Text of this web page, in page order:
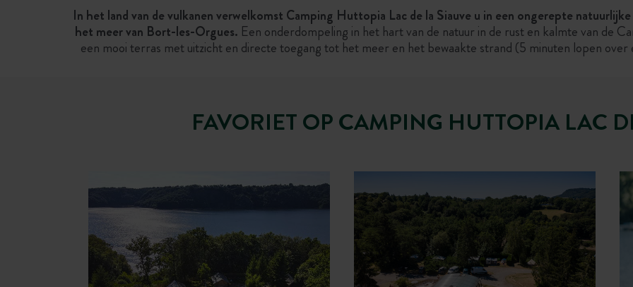
In het land van de vulkanen verwelkomst Camping Huttopia Lac de la Siauve u in een ongerepte
het meer van Bort-les-Orgues. Een onderdompeling in het hart van de natuur in de rust en kalmte van de
een mooi terras met uitzicht en directe toegang tot het meer en het bewaakte strand (5 minuten lopen
FAVORIET OP CAMPING HUTTOPIA LAC